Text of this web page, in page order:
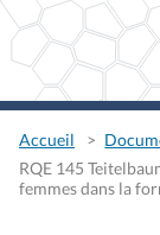
Accueil
RQE 145
femmes dans la